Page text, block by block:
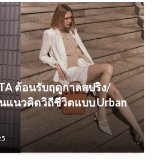
ต้อนรับฤดูกาลสปริง/
แนวคิดวิถีชีวิตแบบ Urban